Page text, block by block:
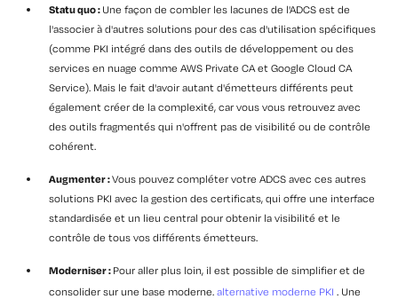
Statu quo : Une façon de combler les lacunes de l'ADCS est de
l'associer à d'autres solutions pour des cas d'utilisation spécifiques
(comme PKI intégré dans des outils de développement ou des
services en nuage comme AWS Private CA et Google Cloud CA
Service). Mais le fait d'avoir autant d'émetteurs différents peut
également créer de la complexité, car vous vous retrouvez avec
des outils fragmentés qui n'offrent pas de visibilité ou de contrôle
cohérent.
Augmenter :Vous pouvez compléter votre ADCS avec ces autres
solutions PKI avec la gestion des certificats, qui offre une interface
standardisée et un lieu central pour obtenir la visibilité et le
contrôle de tous vos différents émetteurs.
Moderniser : Pour aller plus loin, il est possible de simplifier et de
consolider sur une base moderne. alternative moderne PKI . Une